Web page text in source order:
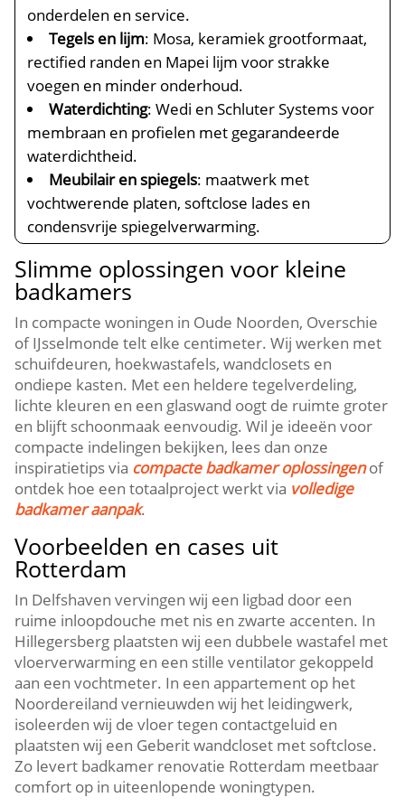
onderdelen en service.​
Tegels en lijm: Mosa, keramiek grootformaat,
rectified randen en Mapei lijm voor strakke
voegen en minder onderhoud.​
Waterdichting: Wedi en Schluter Systems voor
membraan en profielen met gegarandeerde
waterdichtheid.​
Meubilair en spiegels: maatwerk met
vochtwerende platen, softclose lades en
condensvrije spiegelverwarming.​
Slimme oplossingen voor kleine
badkamers
In compacte woningen in Oude Noorden, Overschie
of IJsselmonde telt elke centimeter.​ Wij werken met
schuifdeuren, hoekwastafels, wandclosets en
ondiepe kasten.​ Met een heldere tegelverdeling,
lichte kleuren en een glaswand oogt de ruimte groter
en blijft schoonmaak eenvoudig.​ Wil je ideeën voor
compacte indelingen bekijken, lees dan onze
inspiratietips via compacte badkamer oplossingenof
ontdek hoe een totaalproject werkt via volledige
badkamer aanpak.​
Voorbeelden en cases uit
Rotterdam
In Delfshaven vervingen wij een ligbad door een
ruime inloopdouche met nis en zwarte accenten.​ In
Hillegersberg plaatsten wij een dubbele wastafel met
vloerverwarming en een stille ventilator gekoppeld
aan een vochtmeter.​ In een appartement op het
Noordereiland vernieuwden wij het leidingwerk,
isoleerden wij de vloer tegen contactgeluid en
plaatsten wij een Geberit wandcloset met softclose.​
Zo levert badkamer renovatie Rotterdam meetbaar
comfort op in uiteenlopende woningtypen.​